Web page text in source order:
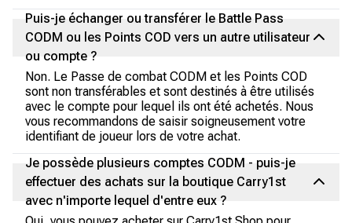
Puis-je échanger ou transférer le Battle Pass
CODM ou les Points COD vers un autre utilisateur
ou compte ?
Non. Le Passe de combat CODM et les Points COD
sont non transférables et sont destinés à être utilisés
avec le compte pour lequel ils ont été achetés. Nous
vous recommandons de saisir soigneusement votre
identifiant de joueur lors de votre achat.
Je possède plusieurs comptes CODM - puis-je
effectuer des achats sur la boutique Carry1st
avec n'importe lequel d'entre eux ?